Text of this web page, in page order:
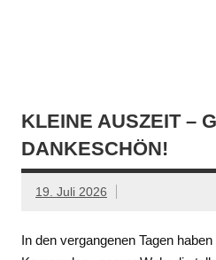
KLEINE AUSZEIT –
ANKESCHÖN!
19. Juli 2026
In den vergangenen Tagen